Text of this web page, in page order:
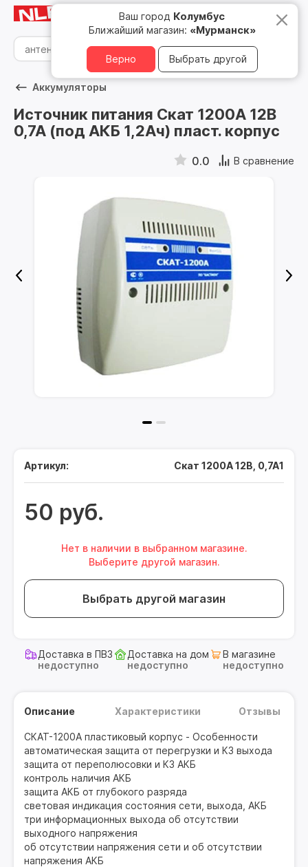
Мурманск
Ваш город Колумбус
Ближайший магазин: «Мурманск»
Верно Выбрать другой
8 800 500 05 15
Аккумуляторы
Источник питания Скат 1200А 12В
0,7А (под АКБ 1,2Ач) пласт. корпус
0.0 В сравнение
Артикул: Скат 1200А 12В, 0,7А1
50 руб.
Нет в наличии в выбранном магазине.
Выберите другой магазин.
Выбрать другой магазин
Доставка в ПВЗ
недоступно
Доставка на дом
недоступно
В магазине
недоступно
Описание
СКАТ-1200А пластиковый корпус - Особенности
автоматическая защита от перегрузки и КЗ выхода
защита от переполюсовки и КЗ АКБ
контроль наличия АКБ
защита АКБ от глубокого разряда
световая индикация состояния сети, выхода, АКБ
три информационных выхода об отсутствии
выходного напряжения
об отсутствии напряжения сети и об отсутствии
напряжения АКБ
Характеристики Отзывы